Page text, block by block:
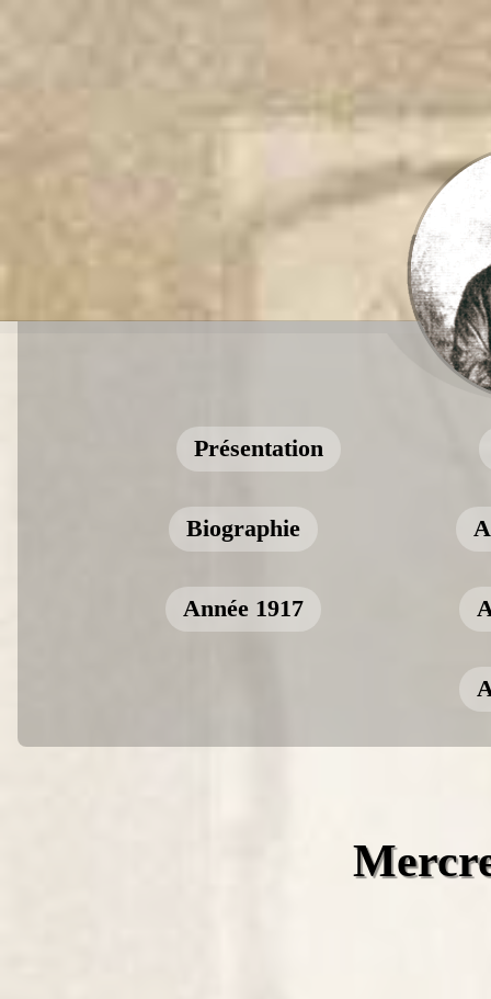
Présentation
Biographie
Année 1917